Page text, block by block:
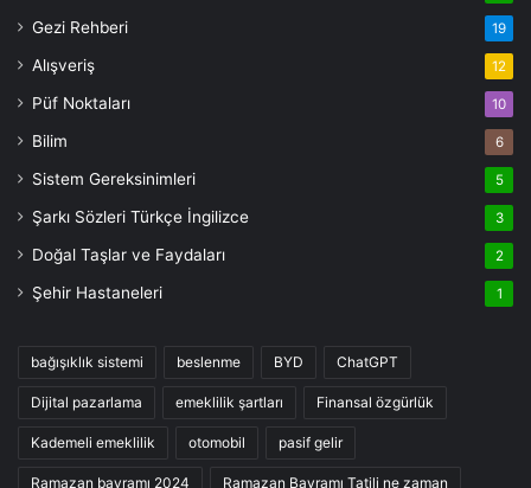
Gezi Rehberi 19
Alışveriş 12
Püf Noktaları 10
Bilim 6
Sistem Gereksinimleri 5
Şarkı Sözleri Türkçe İngilizce 3
Doğal Taşlar ve Faydaları 2
Şehir Hastaneleri 1
bağışıklık sistemi beslenme BYD ChatGPT
Dijital pazarlama emeklilik şartları Finansal özgürlük
Kademeli emeklilik otomobil pasif gelir
Ramazan bayramı 2024 Ramazan Bayramı Tatili ne zaman